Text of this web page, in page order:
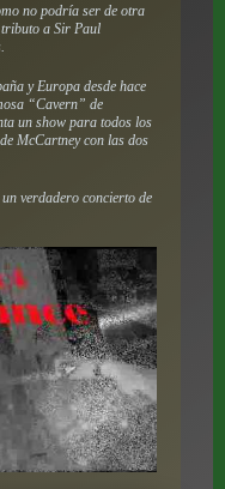
no podría ser de otra
a Sir Paul
y Europa desde hace
“Cavern” de
un show para todos los
McCartney con las dos
verdadero concierto de